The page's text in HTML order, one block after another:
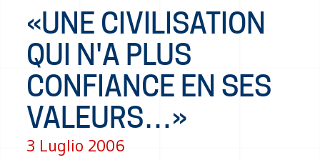
«UNE CIVILISATION
QUI N'A PLUS
CONFIANCE EN SES
VALEURS…»
3 Luglio 2006